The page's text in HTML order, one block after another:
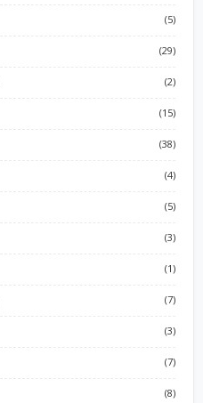
(5)
(29)
(2)
(15)
(38)
(4)
(5)
(3)
(1)
(7)
(3)
(7)
(8)